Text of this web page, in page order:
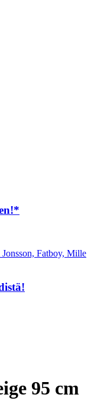
Fatboy, Mille
95 cm